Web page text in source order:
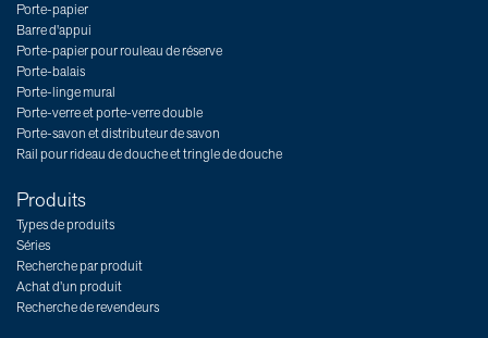
Porte-papier
Barre d'appui
Porte-papier pour rouleau de réserve
Porte-balais
Porte-linge mural
Porte-verre et porte-verre double
Porte-savon et distributeur de savon
Rail pour rideau de douche et tringle de douche
Produits
Types de produits
Séries
Recherche par produit
Achat d’un produit
Recherche de revendeurs